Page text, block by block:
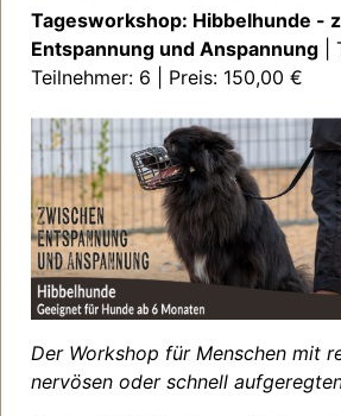
Tagesworkshop: Hibbelhunde -
Entspannung und Anspannung |
Teilnehmer: 6 | Preis: 150,00 €
Der Workshop für Menschen mit
nervösen oder schnell